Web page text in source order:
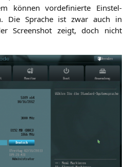
kön­nen vor­de­fi­nier­te Ein­stel­
Die Spra­che ist zwar auch in
Screen­shot zeigt, doch nicht